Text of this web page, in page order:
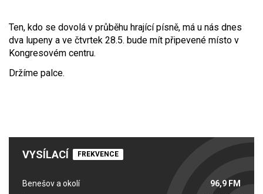
Ten, kdo se dovolá v průběhu hrající písně, má u nás dnes
dva lupeny a ve čtvrtek 28.5. bude mít připevené místo v
Kongresovém centru.
Držíme palce.
VYSÍLACÍ FREKVENCE
Benešov a okolí
96,9 FM